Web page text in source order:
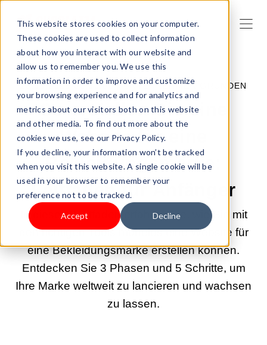
This website stores cookies on your computer.
These cookies are used to collect information
about how you interact with our website and
allow us to remember you. We use this
information in order to improve and customize
your browsing experience and for analytics and
metrics about our visitors both on this website
and other media. To find out more about the
cookies we use, see our Privacy Policy.
If you decline, your information won’t be tracked
when you visit this website. A single cookie will be
used in your browser to remember your
preference not to be tracked.
Accept Decline
18.08.2025 02:00:00 |UNTERNEHMEN GRÜNDEN
So erstellen Sie eine
Website für eine
Bekleidungsmarke:
Leitfaden für Anfänger
In diesem Leitfaden erfahren Sie, wie Sie mit
den richtigen Tools mühelos eine Website für
eine Bekleidungsmarke erstellen können.
Entdecken Sie 3 Phasen und 5 Schritte, um
Ihre Marke weltweit zu lancieren und wachsen
zu lassen.